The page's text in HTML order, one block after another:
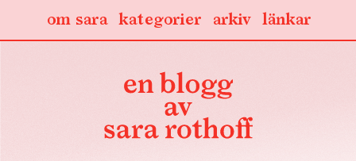
länkar
arkiv
kategorier
om sara